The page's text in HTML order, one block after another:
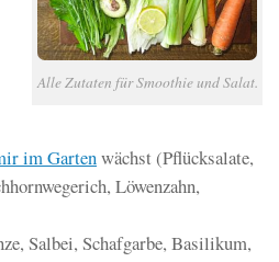
Alle Zutaten für Smoothie und Salat.
im Gartenwächst (Pflücksalate,
Löwenzahn,
Salbei, Schafgarbe, Basilikum,